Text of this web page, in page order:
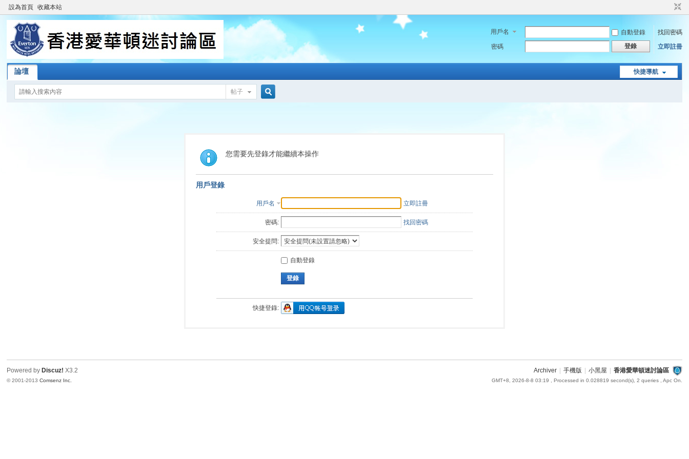
設為首頁 收藏本站
用戶名 自動登錄
找回密碼
密碼
登錄 立即註冊
快捷導航
論壇
帖子
索
您需要先登錄才能繼續本操作
用戶登錄
用戶名 立即註冊
密碼: 找回密碼
安全提問:
自動登錄
登錄
快捷登錄:
Archiver 手機版 小黑屋 香港愛華頓迷討論區
GMT+8, 2026-8-8 03:19 , Processed in 0.028819 second(s), 2 queries , Apc On.
Powered by Discuz! X3.2
© 2001-2013Comsenz Inc.